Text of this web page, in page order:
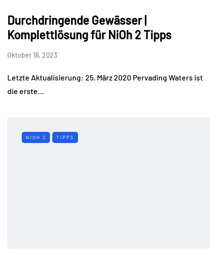
Durchdringende Gewässer |
Komplettlösung für NiOh 2 Tipps
Oktober 16, 2023
Letzte Aktualisierung: 25. März 2020 Pervading Waters ist
die erste…
NIOH 2 TIPPS